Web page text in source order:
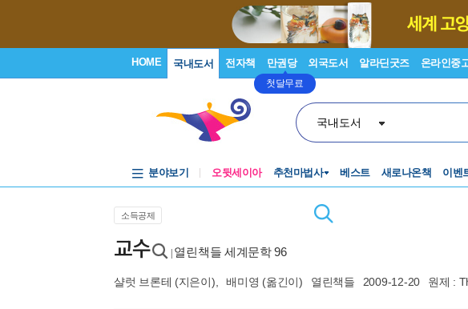
HOME 국내도서 전자책 만권당
첫달무료
외국도서 알라딘굿즈 온라인중
국내도서
분야보기 오뒷세이아 추천마법사 베스트 새로나온책 이벤
소득공제
교수 열린책들 세계문학 96
샬럿 브론테 (지은이), 배미영 (옮긴이) 열린책들 2009-12-20 원제 :